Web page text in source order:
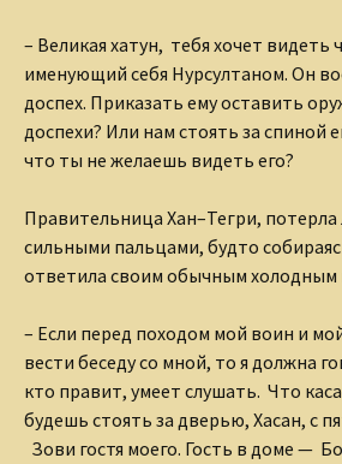
– Великая хатун, тебя хочет видеть
именующий себя Нурсултаном. Он
доспех. Приказать ему оставить
доспехи? Или нам стоять за спиной
что ты не желаешь видеть его?
Правительница Хан–Тегри,
сильными пальцами, будто
ответила своим обычным холодным
– Если перед походом мой воин и
вести беседу со мной, то я должна
кто правит, умеет слушать. Что
будешь стоять за дверью, Хасан, с
Зови гостя моего. Гость в доме —